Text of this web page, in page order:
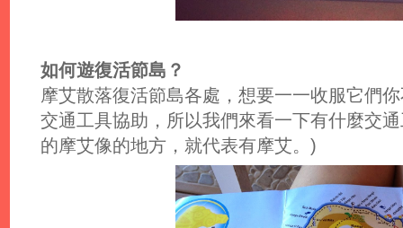
如何遊復活節島？
摩艾散落復活節島各處，想要一一收服它們
交通工具協助，所以我們來看一下有什麼交
的摩艾像的地方，就代表有摩艾。)